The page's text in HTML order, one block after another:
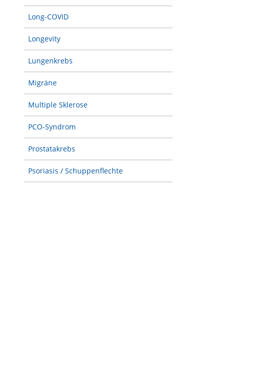
Long-COVID
Longevity
Lungenkrebs
Migräne
Multiple Sklerose
PCO-Syndrom
Prostatakrebs
Psoriasis / Schuppenflechte